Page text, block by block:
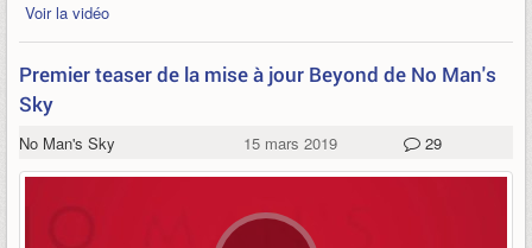
Voir la vidéo
Premier teaser de la mise à jour Beyond de No Man's
Sky
No Man's Sky 15 mars 2019 29